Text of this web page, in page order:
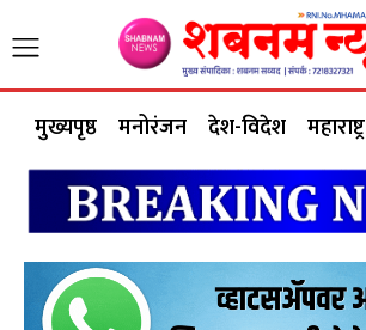
मुख्यपृष्ठ मनोरंजन देश-विदेश महाराष्ट्र